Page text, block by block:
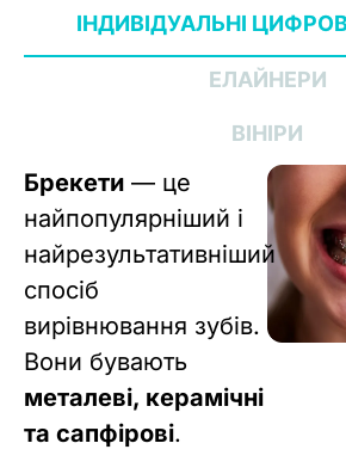
ІНДИВІДУАЛЬНІ
ЕЛАЙНЕРИ
ВІНІРИ
Брекети — це
найпопулярніший і
найрезультативніший
спосіб
вирівнювання зубів.
Вони бувають
металеві, керамічні
та сапфірові.